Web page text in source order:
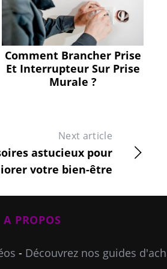
Comment Brancher Prise
Et Interrupteur Sur Prise
Murale ?
Next article
astucieux pour
votre bien-être
A PROPOS
- Découvrez nos guides